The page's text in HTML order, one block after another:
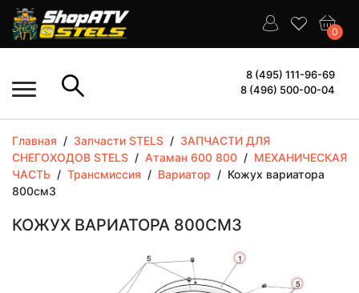
0
8 (495) 111-96-69
8 (496) 500-00-04
Главная / Запчасти STELS / ЗАПЧАСТИ ДЛЯ
СНЕГОХОДОВ STELS / Атаман 600 800 / МЕХАНИЧЕСКАЯ
ЧАСТЬ / Трансмиссия / Вариатор / Кожух вариатора
800см3
КОЖУХ ВАРИАТОРА 800СМ3
More
More